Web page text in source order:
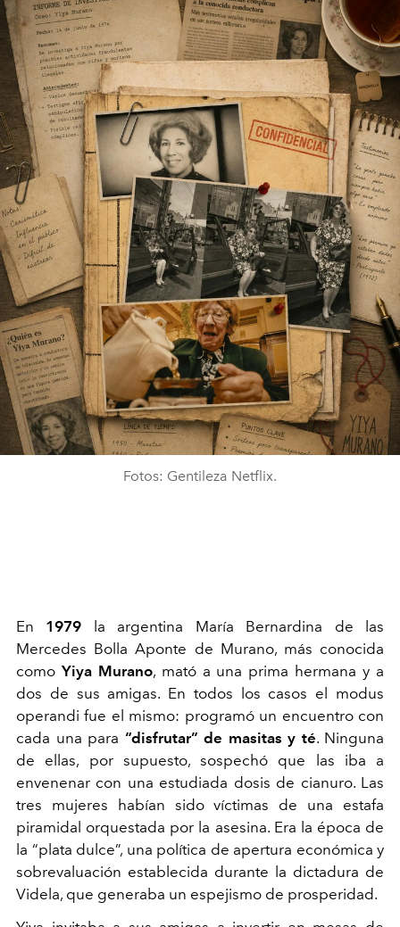
Fotos: Gentileza Netflix.
En 1979 la argentina María Bernardina de las
Mercedes Bolla Aponte de Murano, más conocida
como Yiya Murano, mató a una prima hermana y a
dos de sus amigas. En todos los casos el modus
operandi fue el mismo: programó un encuentro con
cada una para “disfrutar” de masitas y té. Ninguna
de ellas, por supuesto, sospechó que las
iba a
envenenar con una estudiada dosis de cianuro. Las
tres mujeres habían sido víctimas de una estafa
piramidal orquestada por la asesina. Era la época de
la “plata dulce”, una política de apertura económica y
sobrevaluación establecida durante la dictadura de
Videla, que generaba un espejismo de prosperidad.